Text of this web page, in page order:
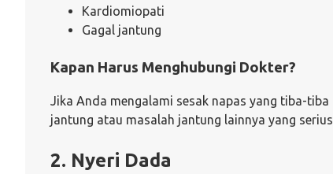
Kardiomiopati
Gagal jantung
Kapan Harus Menghubungi Dokter?
Jika Anda mengalami sesak napas yang tiba-
jantung atau masalah jantung lainnya yang
2. Nyeri Dada